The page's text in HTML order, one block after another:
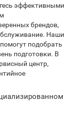
эффективными
брендов,
Наши
подобрать
подготовки. В
центр,